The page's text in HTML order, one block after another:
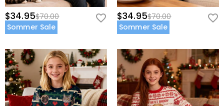
$34.95$70.00
Sommer Sale
$34.95$70.00
Sommer Sale